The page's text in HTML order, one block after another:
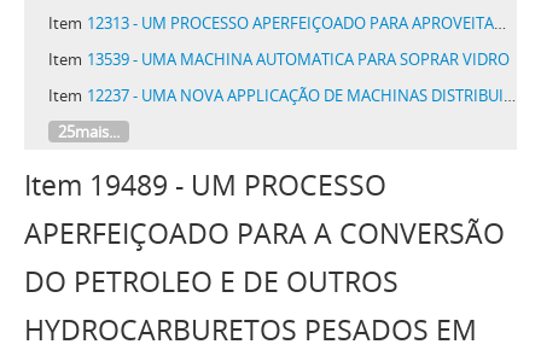
Item 12313 - UM PROCESSO APERFEIÇOADO PARA APROVEITAMENTO DO LODO DAS MATERIAS DE ESGOTOS
Item 13539 - UMA MACHINA AUTOMATICA PARA SOPRAR VIDRO
Item 12237 - UMA NOVA APPLICAÇÃO DE MACHINAS DISTRIBUIDORAS AUTOMATICAS PARA EXECUÇÃO DE UM SYSTEMA DE SEGURO INDIVIDUAL, DE TRANSPORTE MARITIMO, FLUVIAL E TERRESTRE, POR APOLICES
25mais...
Item 19489 - UM PROCESSO
APERFEIÇOADO PARA A CONVERSÃO
DO PETROLEO E DE OUTROS
HYDROCARBURETOS PESADOS EM